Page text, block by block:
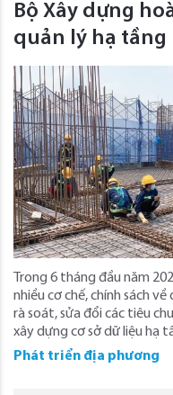
Bộ Xây dựng
quản lý hạ
Trong 6 tháng đầu năm
nhiều cơ chế, chính sách
rà soát, sửa đổi các tiêu
xây dựng cơ sở dữ liệu hạ
Phát triển địa phương